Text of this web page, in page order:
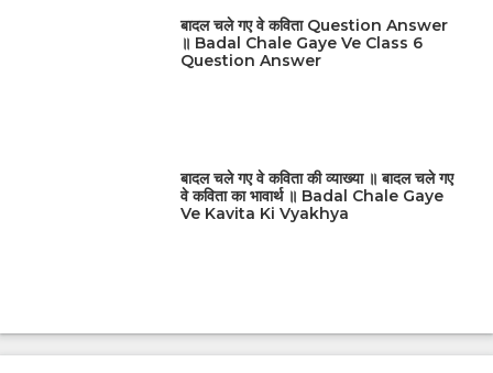
बादल चले गए वे कविता Question Answer
॥ Badal Chale Gaye Ve Class 6
Question Answer
बादल चले गए वे कविता की व्याख्या ॥ बादल चले गए
वे कविता का भावार्थ ॥ Badal Chale Gaye
Ve Kavita Ki Vyakhya